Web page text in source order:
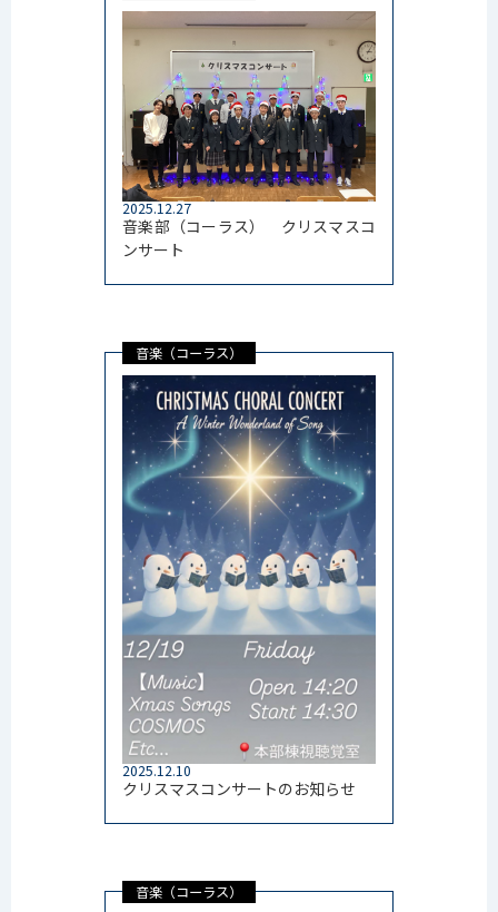
2025.12.27
音楽部（コーラス） クリスマスコ
ンサート
音楽（コーラス）
2025.12.10
クリスマスコンサートのお知らせ
音楽（コーラス）